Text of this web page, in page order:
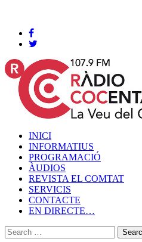
INICI
INFORMATIUS
PROGRAMACIÓ
ÀUDIOS
REVISTA EL COMTAT
SERVICIS
CONTACTE
EN DIRECTE…